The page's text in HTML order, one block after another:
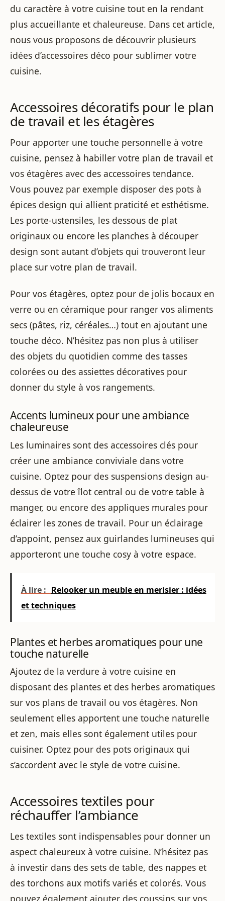
du caractère à votre cuisine tout en la rendant
plus accueillante et chaleureuse. Dans cet article,
nous vous proposons de découvrir plusieurs
idées d’accessoires déco pour sublimer votre
cuisine.
Accessoires décoratifs pour le plan
de travail et les étagères
Pour apporter une touche personnelle à votre
cuisine, pensez à habiller votre plan de travail et
vos étagères avec des accessoires tendance.
Vous pouvez par exemple disposer des pots à
épices design qui allient praticité et esthétisme.
Les porte-ustensiles, les dessous de plat
originaux ou encore les planches à découper
design sont autant d’objets qui trouveront leur
place sur votre plan de travail.
Pour vos étagères, optez pour de jolis bocaux en
verre ou en céramique pour ranger vos aliments
secs (pâtes, riz, céréales…) tout en ajoutant une
touche déco. N’hésitez pas non plus à utiliser
des objets du quotidien comme des tasses
colorées ou des assiettes décoratives pour
donner du style à vos rangements.
Accents lumineux pour une ambiance
chaleureuse
Les luminaires sont des accessoires clés pour
créer une ambiance conviviale dans votre
cuisine. Optez pour des suspensions design au-
dessus de votre îlot central ou de votre table à
manger, ou encore des appliques murales pour
éclairer les zones de travail. Pour un éclairage
d’appoint, pensez aux guirlandes lumineuses qui
apporteront une touche cosy à votre espace.
À lire : Relooker un meuble en merisier : idées
et techniques
Plantes et herbes aromatiques pour une
touche naturelle
Ajoutez de la verdure à votre cuisine en
disposant des plantes et des herbes aromatiques
sur vos plans de travail ou vos étagères. Non
seulement elles apportent une touche naturelle
et zen, mais elles sont également utiles pour
cuisiner. Optez pour des pots originaux qui
s’accordent avec le style de votre cuisine.
Accessoires textiles pour
réchauffer l’ambiance
Les textiles sont indispensables pour donner un
aspect chaleureux à votre cuisine. N’hésitez pas
à investir dans des sets de table, des nappes et
des torchons aux motifs variés et colorés. Vous
pouvez également ajouter des coussins sur vos